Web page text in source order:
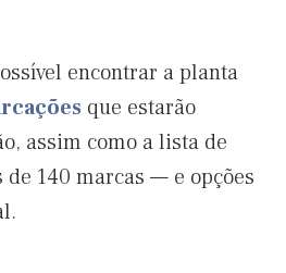
encontrar a planta
que estarão
assim como a lista de
140 marcas — e opções